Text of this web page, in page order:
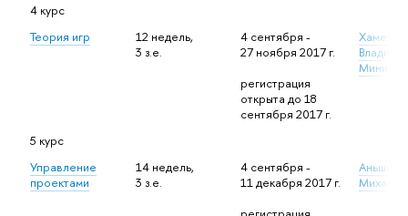
4 курс
Теория игр
12 недель,
3 з.е.
4 сентября -
27 ноября 2017 г.
регистрация
открыта до 18
сентября 2017 г.
Хаметов
5 курс
Управление
проектами
14 недель,
3 з.е.
4 сентября -
11 декабря 2017 г.
Аньшин